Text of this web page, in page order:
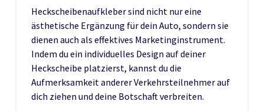
Heckscheibenaufkleber sind nicht nur eine
ästhetische Ergänzung für dein Auto, sondern sie
dienen auch als effektives Marketinginstrument.
Indem du ein individuelles Design auf deiner
Heckscheibe platzierst, kannst du die
Aufmerksamkeit anderer Verkehrsteilnehmer auf
dich ziehen und deine Botschaft verbreiten.